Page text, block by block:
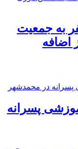
نفر به جمعیت
اضافه
پسرانه